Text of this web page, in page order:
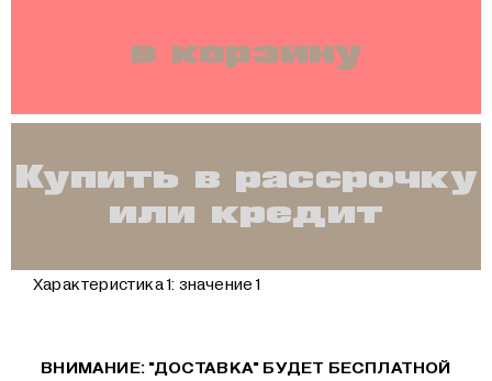
в корзину
Купить в рассрочку
или кредит
Характеристика 1: значение 1
ВНИМАНИЕ: "ДОСТАВКА" БУДЕТ БЕСПЛАТНОЙ